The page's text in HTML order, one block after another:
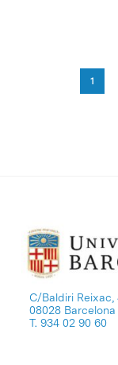
1
C/Baldiri Reixac,
08028 Barcelona
T. 934 02 90 60